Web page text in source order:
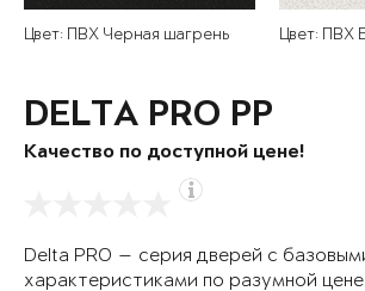
Цвет: ПВХ Черная шагрень Цвет: ПВХ
DELTA PRO PP
Качество по доступной цене!
Delta PRO — серия дверей с
характеристиками по разумной